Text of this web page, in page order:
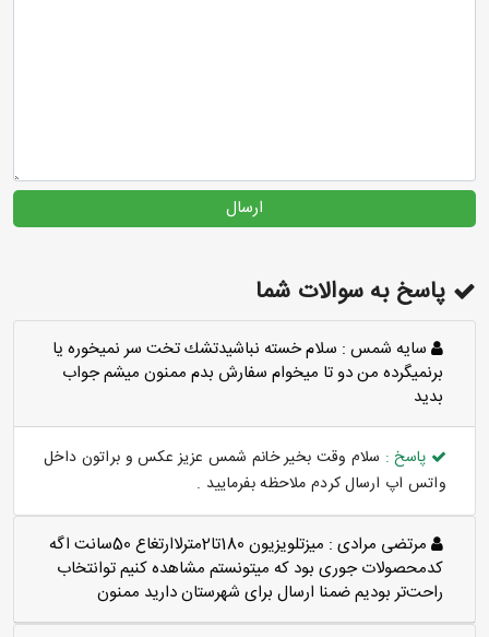
ارسال
پاسخ به سوالات شما
سايه شمس : سلام خسته نباشيدتشك تخت سر نميخوره يا
برنميگرده من دو تا ميخوام سفارش بدم ممنون ميشم جواب
بديد
پاسخ : سلام وقت بخیر خانم شمس عزیز عکس و براتون داخل
واتس اپ ارسال کردم ملاحظه بفرمایید .
مرتضی مرادی :
میزتلویزیون 180تا2مترلاارتغاع 50سانت اگه
کدمحصولات جوری بود که میتونستم مشاهده کنیم توانتخاب
راحت‌تر بودیم ضمنا ارسال برای شهرستان دارید ممنون